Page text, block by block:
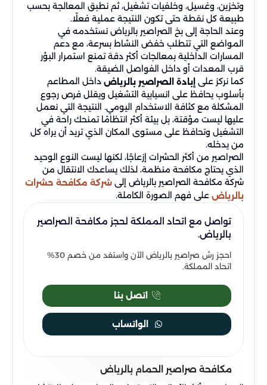
وتخزين، وغسيل، وخلفيات تشغيل، ثم نطبق المعالجة بحسب
طبيعة كل نقطة حتى تكون النتيجة عملية فعلًا.
وعند الحاجة إلى بخ الصراصير بالرياض نستخدمه في
المواضع التي تتطلب خفض النشاط بسرعة، مع دعم
المسارات الداخلية بمعالجات أكثر دقة تمنع استمرار البؤر
قرب المعدات أو داخل الفواصل الضيقة.
كما نركز على إبادة الصراصير بالرياض داخل المطاعم
بأسلوب يحافظ على انسيابية التشغيل ويقلل فرص رجوع
المشكلة مع كثافة الاستخدام اليومي. النتيجة التي نعمل
عليها ليست مؤقتة، بل بيئة أكثر انتظامًا تمنحك راحة في
التشغيل وتحافظ على مستوى المكان الذي تريد أن يراه كل
من يدخله.
الصراصير من أكثر الحشرات إزعاجًا، لكنها ليست النوع الوحيد
الذي يحتاج مكافحة منظمة، لذلك يساعدك الانتقال من
شركة مكافحة الصراصير بالرياض إلى شركة مكافحة حشرات
بالرياض على فهم الصورة الكاملة.
تواصل مع اتحاد المملكة لحجز مكافحة الصراصير
بالرياض.
احجز رش صراصير بالرياض الآن واستفد من خصم 30%
اتحاد المملكة.
اتصل بنا
الواتساب
مكافحة صراصير الحمام بالرياض